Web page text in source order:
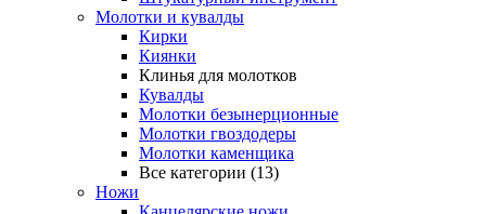
Молотки и кувалды
Кирки
Киянки
Клинья для молотков
Кувалды
Молотки безынерционные
Молотки гвоздодеры
Молотки каменщика
Все категории (13)
Ножи